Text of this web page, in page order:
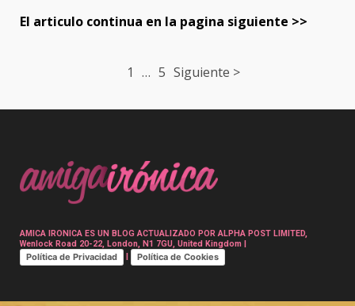
El articulo continua en la pagina siguiente >>
1 … 5 Siguiente >
AMICA IRONICA ES UN BLOG ACTUALIZADO POR ALPHA POST LIMITED,
Wenlock Road 20-22, London, N1 7GU, United Kingdom |
Política de Privacidad Política de Cookies